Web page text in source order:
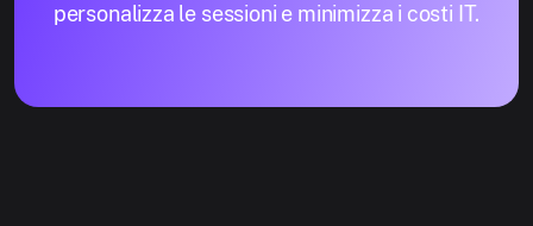
personalizza le sessioni e minimizza i costi IT.